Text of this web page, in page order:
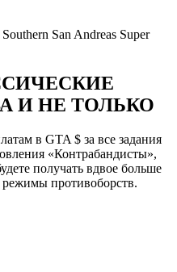
San Andreas Super
И НЕ ТОЛЬКО
в GTA $ за все задания
«Контрабандисты»,
получать вдвое больше
режимы противоборств.